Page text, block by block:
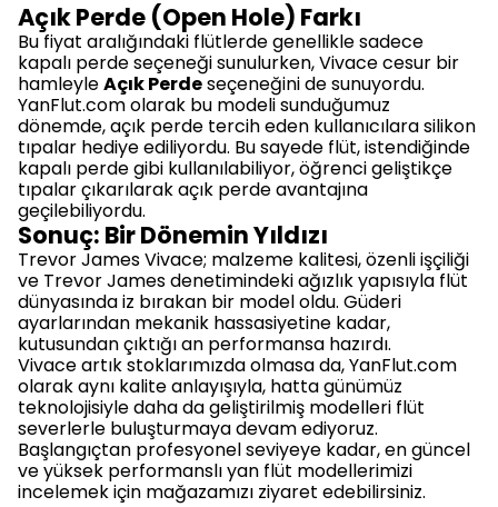
Açık Perde (Open Hole) Farkı
Bu fiyat aralığındaki flütlerde genellikle sadece
kapalı perde seçeneği sunulurken, Vivace cesur bir
hamleyleAçık Perdeseçeneğini de sunuyordu.
YanFlut.com olarak bu modeli sunduğumuz
dönemde, açık perde tercih eden kullanıcılara silikon
tıpalar hediye ediliyordu. Bu sayede flüt, istendiğinde
kapalı perde gibi kullanılabiliyor, öğrenci geliştikçe
tıpalar çıkarılarak açık perde avantajına
geçilebiliyordu.
Sonuç: Bir Dönemin Yıldızı
Trevor James Vivace; malzeme kalitesi, özenli işçiliği
ve Trevor James denetimindeki ağızlık yapısıyla flüt
dünyasında iz bırakan bir model oldu. Güderi
ayarlarından mekanik hassasiyetine kadar,
kutusundan çıktığı an performansa hazırdı.
Vivace artık stoklarımızda olmasa da, YanFlut.com
olarak aynı kalite anlayışıyla, hatta günümüz
teknolojisiyle daha da geliştirilmiş modelleri flüt
severlerle buluşturmaya devam ediyoruz.
Başlangıçtan profesyonel seviyeye kadar, en güncel
ve yüksek performanslı yan flüt modellerimizi
incelemek için mağazamızı ziyaret edebilirsiniz.